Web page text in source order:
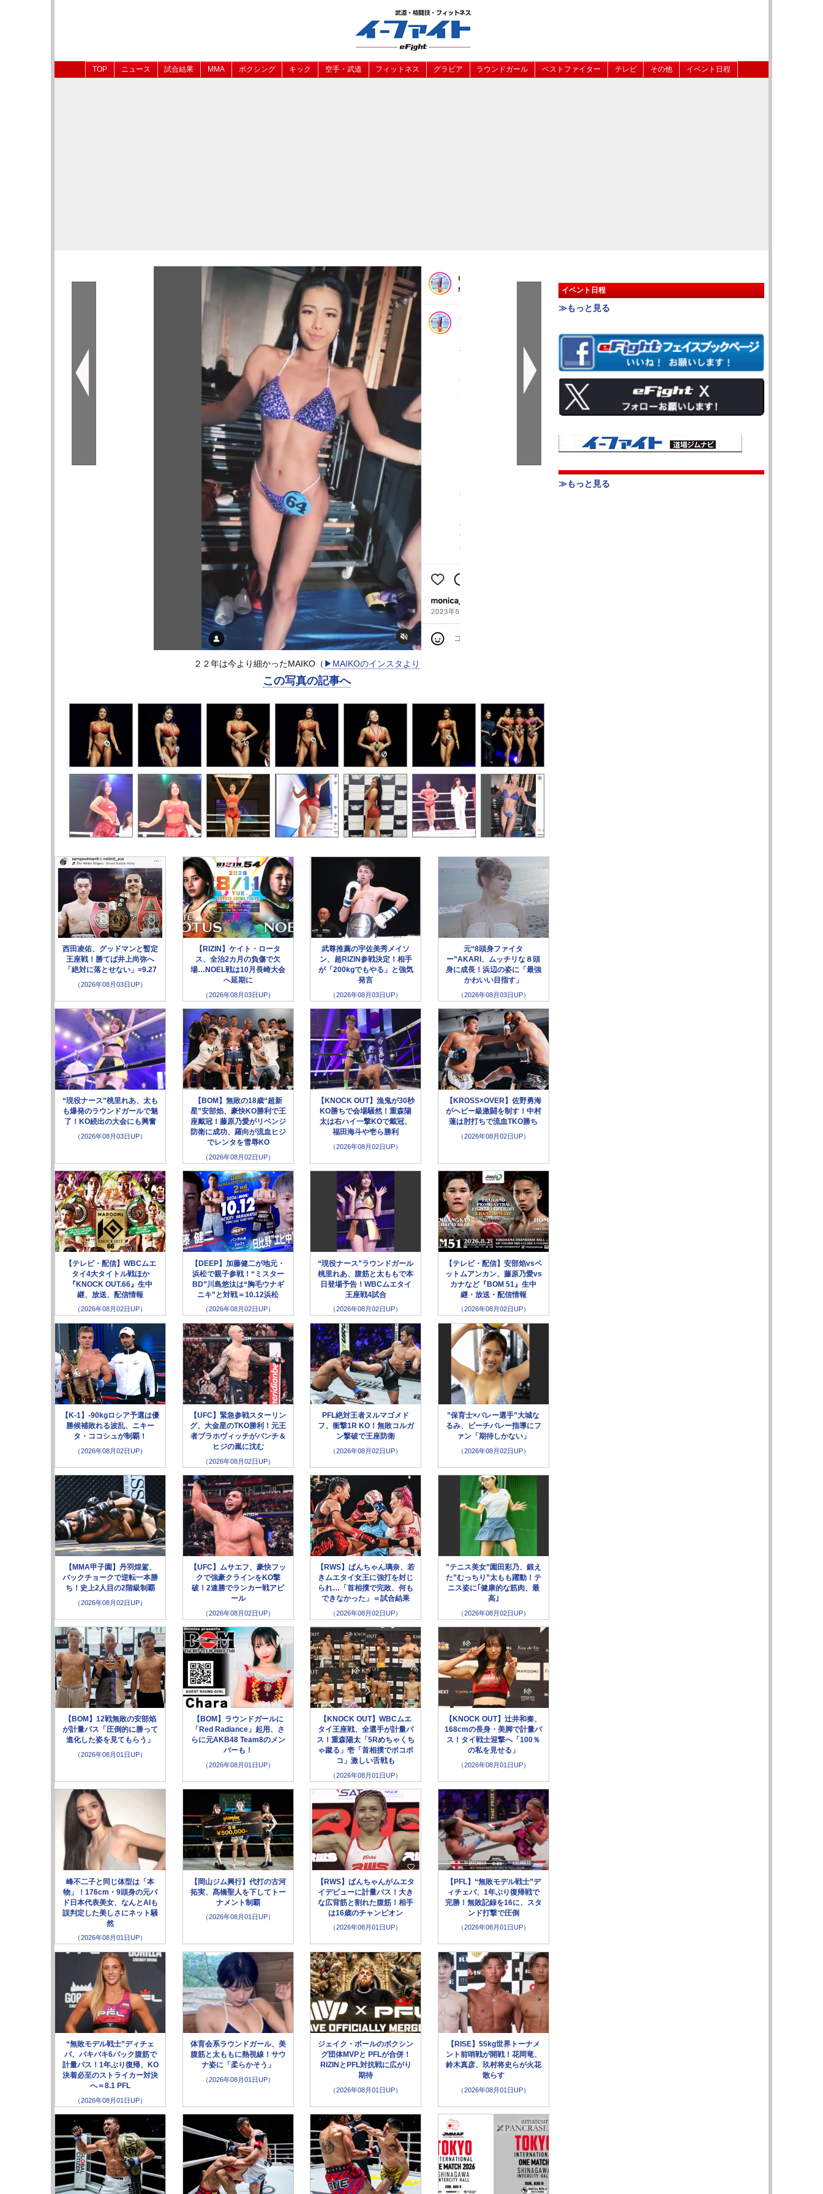
TOP ニュース 試合結果 MMA ボクシング キック 空手・武道 フィットネス グラビア ラウンドガール ベストファイター テレビ その他 イベント日程
２２年は今より細かったMAIKO（ ▶︎MAIKOのインスタより
この写真の記事へ
西田凌佑、グッドマンと暫定
王座戦！勝てば井上尚弥へ
「絶対に落とせない」=9.27
（2026年08月03日UP）
【RIZIN】ケイト・ロータ
ス、全治2カ月の負傷で欠
場…NOEL戦は10月長崎大会
へ延期に
（2026年08月03日UP）
武尊推薦の宇佐美秀メイソ
ン、超RIZIN参戦決定！相手
が「200kgでもやる」と強気
発言
（2026年08月03日UP）
元“8頭身ファイタ
ー”AKARI、ムッチリな８頭
身に成長！浜辺の姿に「最強
かわいい目指す」
（2026年08月03日UP）
“現役ナース”桃里れあ、太も
も爆発のラウンドガールで魅
了！KO続出の大会にも興奮
（2026年08月03日UP）
【BOM】無敗の18歳“超新
星”安部焰、豪快KO勝利で王
座戴冠！藤原乃愛がリベンジ
防衛に成功、羅向が流血ヒジ
でレンタを雪辱KO
（2026年08月02日UP）
【KNOCK OUT】漁鬼が30秒
KO勝ちで会場騒然！重森陽
太は右ハイ一撃KOで戴冠、
福田海斗や壱ら勝利
（2026年08月02日UP）
【KROSS×OVER】佐野勇海
がヘビー級激闘を制す！中村
蓮は肘打ちで流血TKO勝ち
（2026年08月02日UP）
【テレビ・配信】WBCムエ
タイ4大タイトル戦ほか
『KNOCK OUT.66』生中
継、放送、配信情報
（2026年08月02日UP）
【DEEP】加藤健二が地元・
浜松で親子参戦！“ミスター
BD”川島悠汰は“胸毛ウナギ
ニキ”と対戦＝10.12浜松
（2026年08月02日UP）
“現役ナース”ラウンドガール
桃里れあ、腹筋と太ももで本
日登場予告！WBCムエタイ
王座戦4試合
（2026年08月02日UP）
【テレビ・配信】安部焰vsペ
ットムアンカン、藤原乃愛vs
カナなど『BOM 51』生中
継・放送・配信情報
（2026年08月02日UP）
【K-1】-90kgロシア予選は優
勝候補敗れる波乱、ニキー
タ・ココシュが制覇！
（2026年08月02日UP）
【UFC】緊急参戦スターリン
グ、大金星のTKO勝利！元王
者ブラホヴィッチがパンチ＆
ヒジの嵐に沈む
（2026年08月02日UP）
PFL絶対王者ヌルマゴメド
フ、衝撃1R KO！無敗コルガ
ン撃破で王座防衛
（2026年08月02日UP）
”保育士×バレー選手”大城な
るみ、ビーチバレー指導にフ
ァン「期待しかない」
（2026年08月02日UP）
【MMA甲子園】丹羽煌駕、
バックチョークで逆転一本勝
ち！史上2人目の2階級制覇
（2026年08月02日UP）
【UFC】ムサエフ、豪快フッ
クで強豪クラインをKO撃
破！2連勝でランカー戦アピ
ール
（2026年08月02日UP）
【RWS】ぱんちゃん璃奈、若
きムエタイ女王に強打を封じ
られ…「首相撲で完敗、何も
できなかった」＝試合結果
（2026年08月02日UP）
”テニス美女”園田彩乃、鍛え
た”むっちり”太もも躍動！テ
ニス姿に｢健康的な筋肉、最
高｣
（2026年08月02日UP）
【BOM】12戦無敗の安部焰
が計量パス「圧倒的に勝って
進化した姿を見てもらう」
（2026年08月01日UP）
【BOM】ラウンドガールに
「Red Radiance」起用、さ
らに元AKB48 Team8のメン
バーも！
（2026年08月01日UP）
【KNOCK OUT】WBCムエ
タイ王座戦、全選手が計量パ
ス！重森陽太「5Rめちゃくち
ゃ蹴る」壱「首相撲でボコボ
コ」激しい舌戦も
（2026年08月01日UP）
【KNOCK OUT】辻井和奏、
168cmの長身・美脚で計量パ
ス！タイ戦士迎撃へ「100％
の私を見せる」
（2026年08月01日UP）
峰不二子と同じ体型は「本
物」！176cm・9頭身の元バ
ド日本代表美女、なんとAIも
誤判定した美しさにネット騒
然
（2026年08月01日UP）
【岡山ジム興行】代打の古河
拓実、髙橋聖人を下してトー
ナメント制覇
（2026年08月01日UP）
【RWS】ぱんちゃんがムエタ
イデビューに計量パス！大き
な広背筋と割れた腹筋！相手
は16歳のチャンピオン
（2026年08月01日UP）
【PFL】“無敗モデル戦士”デ
ィチェバ、1年ぶり復帰戦で
完勝！無敗記録を16に、スタ
ンド打撃で圧倒
（2026年08月01日UP）
“無敗モデル戦士”ディチェ
バ、バキバキ6パック腹筋で
計量パス！1年ぶり復帰、KO
決着必至のストライカー対決
へ＝8.1 PFL
（2026年08月01日UP）
体育会系ラウンドガール、美
腹筋と太ももに熱視線！サウ
ナ姿に「柔らかそう」
（2026年08月01日UP）
ジェイク・ポールのボクシン
グ団体MVPと PFLが合併！
RIZINとPFL対抗戦に広がり
期待
（2026年08月01日UP）
【RISE】55kg世界トーナメ
ント前哨戦が開戦！花岡竜、
鈴木真彦、玖村将史らが火花
散らす
（2026年08月01日UP）
イベント日程
≫もっと見る
≫もっと見る